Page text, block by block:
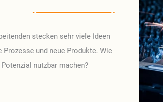
stecken sehr viele Ideen
Prozesse und neue Produkte. Wie
nutzbar machen?